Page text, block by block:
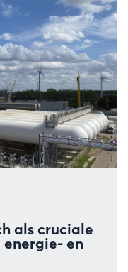
Port
bereidt
haven
voor
op
kansen
voor
nieuwe
als cruciale
energie- en